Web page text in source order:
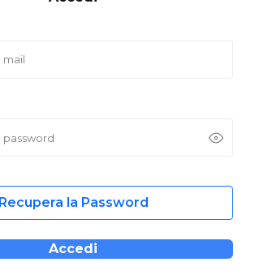
Recupera la Password
Accedi